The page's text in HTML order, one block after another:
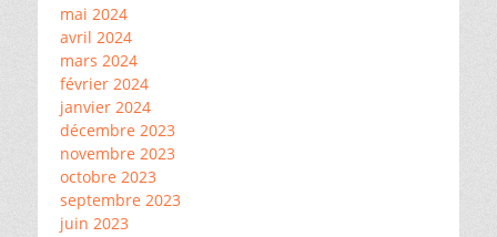
mai 2024
avril 2024
mars 2024
février 2024
janvier 2024
décembre 2023
novembre 2023
octobre 2023
septembre 2023
juin 2023